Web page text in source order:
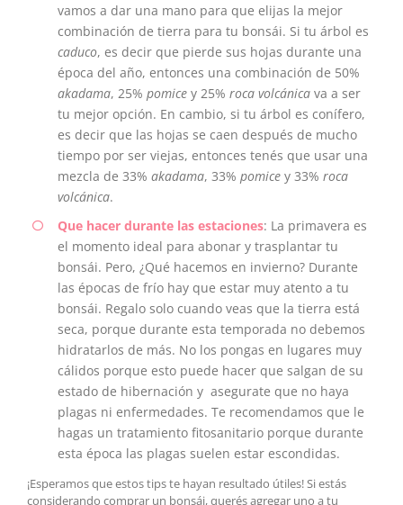
vamos a dar una mano para que elijas la mejor
combinación de tierra para tu bonsái. Si tu árbol es
caduco, es decir que pierde sus hojas durante una
época del año, entonces una combinación de 50%
akadama, 25% pomicey 25% roca volcánicava a ser
tu mejor opción. En cambio, si tu árbol es conífero,
es decir que las hojas se caen después de mucho
tiempo por ser viejas, entonces tenés que usar una
mezcla de 33% akadama, 33% pomicey 33% roca
volcánica.
Que hacer durante las estaciones: La primavera es
el momento ideal para abonar y trasplantar tu
bonsái. Pero, ¿Qué hacemos en invierno? Durante
las épocas de frío hay que estar muy atento a tu
bonsái. Regalo solo cuando veas que la tierra está
seca, porque durante esta temporada no debemos
hidratarlos de más. No los pongas en lugares muy
cálidos porque esto puede hacer que salgan de su
estado de hibernación y asegurate que no haya
plagas ni enfermedades. Te recomendamos que le
hagas un tratamiento fitosanitario porque durante
esta época las plagas suelen estar escondidas.
¡Esperamos que estos tips te hayan resultado útiles! Si estás
considerando comprar un bonsái, querés agregar uno a tu